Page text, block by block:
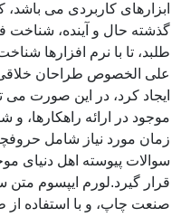
ابزارهای کاربردی می
گذشته حال و آینده،
طلبد، تا با نرم افزارها
علی الخصوص طراحان
ایجاد کرد، در این صورت
موجود در ارائه راهکارها،
زمان مورد نیاز شامل
سوالات پیوسته اهل دنیای
قرار گیرد.لورم ایپسوم متن
صنعت چاپ، و با استفاده از